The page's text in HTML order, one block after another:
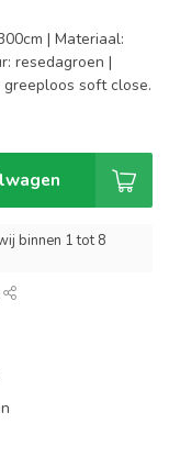
| Materiaal:
resedagroen |
soft close.
binnen 1 tot 8